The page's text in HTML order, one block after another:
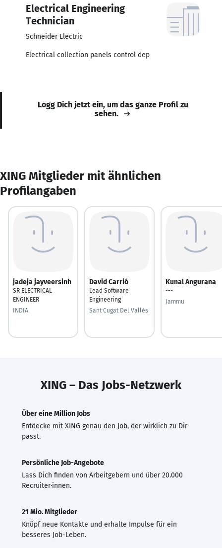
Electrical Engineering
Technician
Schneider Electric
Electrical collection panels control dep
Logg Dich jetzt ein, um das ganze Profil zu
sehen.
XING Mitglieder mit ähnlichen
Profilangaben
jadeja jayveersinh
SR ELECTRICAL
ENGINEER
INDIA
David Carrió
Lead Software
Engineering
Sant Cugat Del Vallès
Kunal Angurana
---
Jammu
XING – Das Jobs-Netzwerk
Über eine Million Jobs
Entdecke mit XING genau den Job, der wirklich zu Dir
passt.
Persönliche Job-Angebote
Lass Dich finden von Arbeitgebern und über 20.000
Recruiter·innen.
21 Mio. Mitglieder
Knüpf neue Kontakte und erhalte Impulse für ein
besseres Job-Leben.